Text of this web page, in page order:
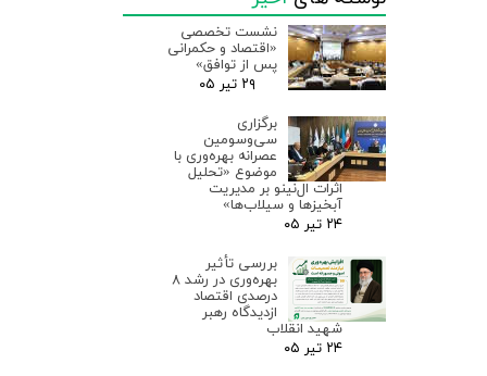
نشست تخصصی
«اقتصاد و حکمرانی
پس از توافق»
۲۹ تیر ۰۵
برگزاری
سی‌وسومین
عصرانه بهره‌وری با
موضوع «تحلیل
اثرات ال‌نینو بر مدیریت
آبخیزها و سیلاب‌ها»
۲۴ تیر ۰۵
بررسی تأثیر
بهره‌وری در رشد ۸
درصدی اقتصاد
ازدیدگاه رهبر
شهید انقلاب
۲۴ تیر ۰۵